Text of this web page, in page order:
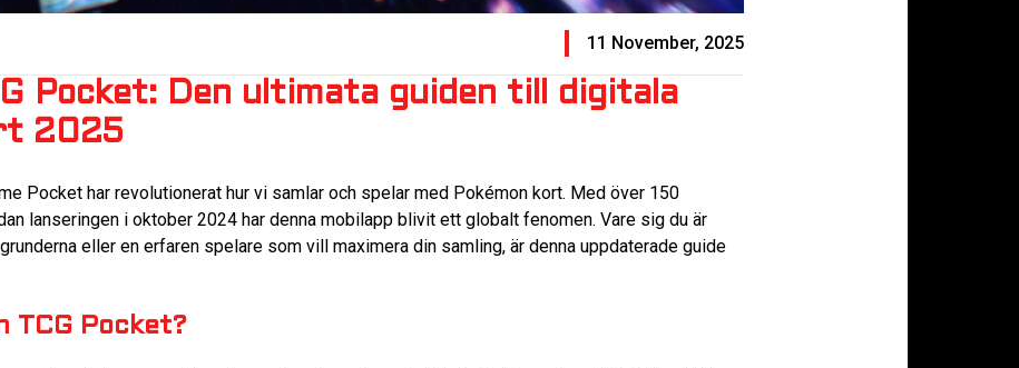
11 November, 2025
Pocket: Den ultimata guiden till digitala
2025
Pocket har revolutionerat hur vi samlar och spelar med Pokémon kort. Med över 150
lanseringen i oktober 2024 har denna mobilapp blivit ett globalt fenomen. Vare sig du är
eller en erfaren spelare som vill maximera din samling, är denna uppdaterade guide
TCG Pocket?